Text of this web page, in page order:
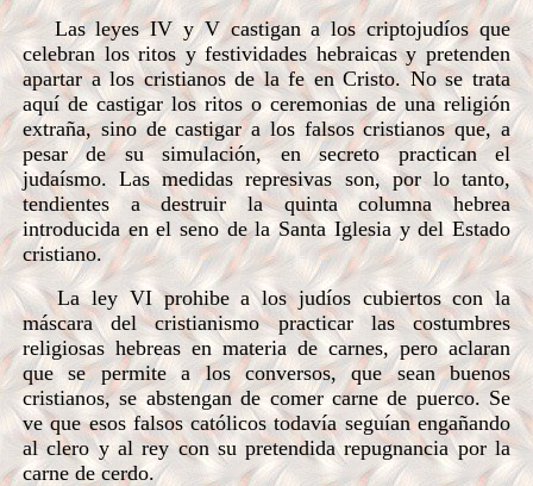
Las leyes IV y V castigan a los criptojudíos que
celebran los ritos y festividades hebraicas y pretenden
apartar a los cristianos de la fe en Cristo. No se trata
aquí de castigar los ritos o ceremonias de una religión
extraña, sino de castigar a los falsos cristianos que, a
pesar de su simulación, en secreto practican el
judaísmo. Las medidas represivas son, por lo tanto,
tendientes a destruir la quinta columna hebrea
introducida en el seno de la Santa Iglesia y del Estado
cristiano.
La ley VI prohibe a los judíos cubiertos con la
máscara del cristianismo practicar las costumbres
religiosas hebreas en materia de carnes, pero aclaran
que se permite a los conversos, que sean buenos
cristianos, se abstengan de comer carne de puerco. Se
ve que esos falsos católicos todavía seguían engañando
al clero y al rey con su pretendida repugnancia por la
carne de cerdo.